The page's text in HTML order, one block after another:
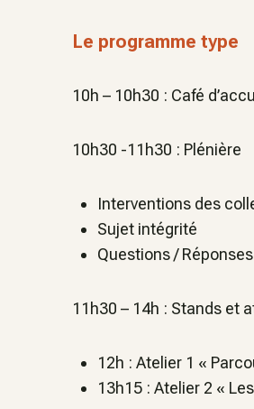
Le programme type
10h – 10h30 : Café
10h30 -11h30 : Plénière
Interventions des
Sujet intégrité
Questions / Réponses
11h30 – 14h : Stands et
12h : Atelier 1 «
13h15 : Atelier 2 «